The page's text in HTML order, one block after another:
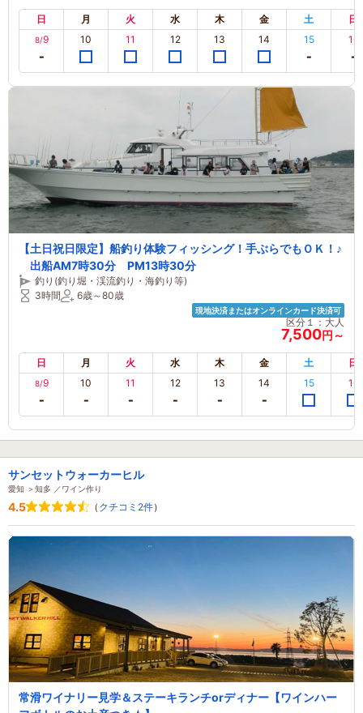
日 月 火 水 木 金 土 日
8/9 10 11 12 13 14 15 16
【土日祝日限定】船釣り体験フィッシング！手ぶらでもＯＫ！♪
出船AM7時30分 PM13時30分
釣り(釣り堀・渓流釣り・海釣り等)
3時間
6歳～80歳
現地決済またはオンラインカード決済可
区分１：大人
7,500円～
日 月 火 水 木 金 土 日
8/9 10 11 12 13 14 15 16
サンセットウォーカーヒル
愛知 ＞知多 ／ワイン作り
4.5 （ クチコミ2件）
常滑ワイナリー見学＆ステーキランチorディナー【ワインハー